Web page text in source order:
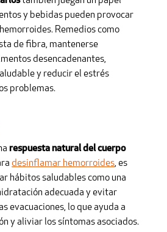
y bebidas pueden provocar
Remedios como
de fibra, mantenerse
desencadenantes,
y reducir el estrés
problemas.
respuesta natural del cuerpo
desinflamar hemorroides, es
hábitos saludables como una
adecuada y evitar
evacuaciones, lo que ayuda a
y aliviar los síntomas asociados.